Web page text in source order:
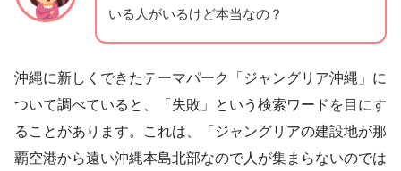
いる人がいるけど本当なの？
沖縄に新しくできたテーマパーク「ジャングリア沖縄」に
ついて調べていると、「失敗」という検索ワードを目にす
ることがあります。これは、「ジャングリアの建設地が那
覇空港から遠い沖縄本島北部なので人が集まらないのでは